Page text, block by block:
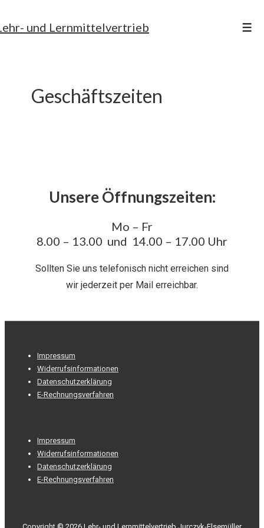
Zum und Lernmittelvertrieb
Geschäftszeiten
Unsere Öffnungszeiten:
Mo – Fr
8.00 – 13.00 und 14.00 – 17.00 Uhr
Sollten Sie uns telefonisch nicht erreichen sind
wir jederzeit per Mail erreichbar.
Footer-
Menü
Impressum
Widerrufsinformationen
Datenschutzerklärung
E-Rechnungsverfahren
Footer-
Menü
Impressum
Widerrufsinformationen
Datenschutzerklärung
E-Rechnungsverfahren